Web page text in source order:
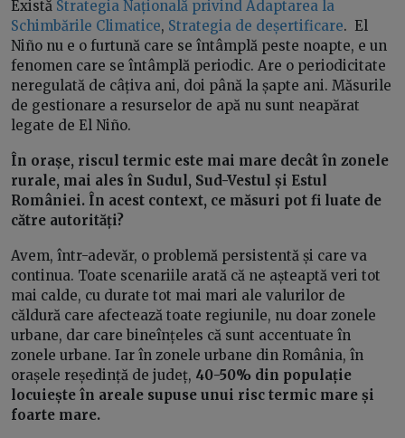
Există Strategia Națională privind Adaptarea la
Schimbările Climatice, Strategia de deșertificare. El
Niño nu e o furtună care se întâmplă peste noapte, e un
fenomen care se întâmplă periodic. Are o periodicitate
neregulată de câțiva ani, doi până la șapte ani. Măsurile
de gestionare a resurselor de apă nu sunt neapărat
legate de El Niño.
În orașe, riscul termic este mai mare decât în zonele
rurale, mai ales în Sudul, Sud-Vestul și Estul
României. În acest context, ce măsuri pot fi luate de
către autorități?
Avem, într-adevăr, o problemă persistentă și care va
continua. Toate scenariile arată că ne așteaptă veri tot
mai calde, cu durate tot mai mari ale valurilor de
căldură care afectează toate regiunile, nu doar zonele
urbane, dar care bineînțeles că sunt accentuate în
zonele urbane. Iar în zonele urbane din România, în
orașele reședință de județ, 40-50% din populație
locuiește în areale supuse unui risc termic mare și
foarte mare.